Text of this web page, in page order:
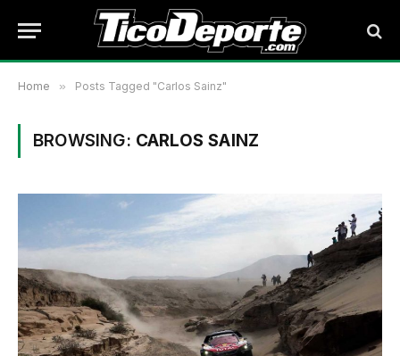
Home » Posts Tagged "Carlos Sainz"
BROWSING: CARLOS SAINZ